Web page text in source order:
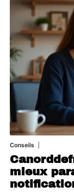
Conseils
mieux